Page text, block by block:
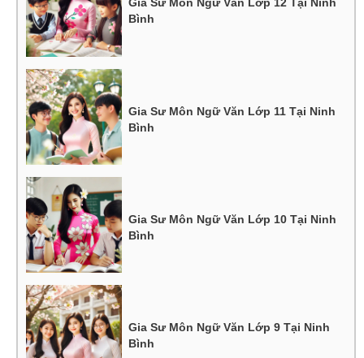
Gia Sư Môn Ngữ Văn Lớp 12 Tại Ninh
Bình
Gia Sư Môn Ngữ Văn Lớp 11 Tại Ninh
Bình
Gia Sư Môn Ngữ Văn Lớp 10 Tại Ninh
Bình
Gia Sư Môn Ngữ Văn Lớp 9 Tại Ninh
Bình